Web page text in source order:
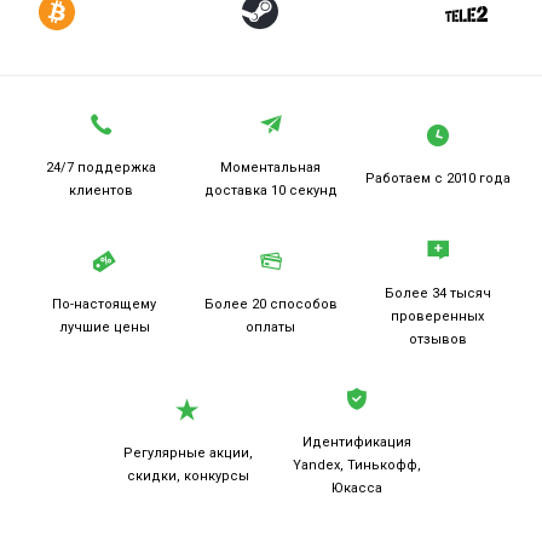
24/7 поддержка
клиентов
Моментальная
доставка 10 секунд
Работаем с 2010 года
По-настоящему
лучшие цены
Более 20 способов
оплаты
Более 34 тысяч
проверенных
отзывов
Регулярные акции,
скидки, конкурсы
Идентификация
Yandex, Тинькофф,
Юкасса